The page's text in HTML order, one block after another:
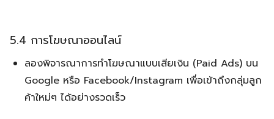
5.4 การโฆษณาออนไลน์
ลองพิจารณาการทำโฆษณาแบบเสียเงิน (Paid Ads) บน
Google หรือ Facebook/Instagram เพื่อเข้าถึงกลุ่มลูก
ค้าใหม่ๆ ได้อย่างรวดเร็ว